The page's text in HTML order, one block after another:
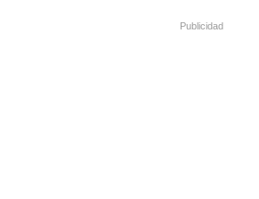
Publicidad